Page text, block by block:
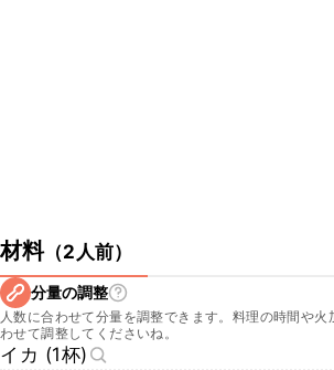
材料（2人前）
分量の調整
人数に合わせて分量を調整できます。料理の時間や
わせて調整してくださいね。
イカ (1杯)